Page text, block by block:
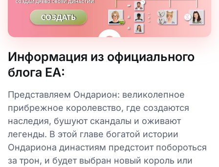
Информация из официального
блога EA:
Представляем Ондарион: великолепное
прибрежное королевство, где создаются
наследия, бушуют скандалы и оживают
легенды. В этой главе богатой истории
Ондариона династиям предстоит побороться
за трон, и будет выбран новый король или